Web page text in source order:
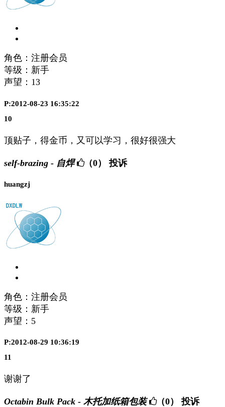
角色：注册会员
等级：新手
声望： 13
P:2012-08-23 16:35:22
10
顶贴子，得金币，又可以学习，很好很强大
self-brazing - 自焊 （0） 投诉
huangzj
角色：注册会员
等级：新手
声望： 5
P:2012-08-29 10:36:19
11
谢谢了
Octabin Bulk Pack - 木托加纸箱包装 （0） 投诉